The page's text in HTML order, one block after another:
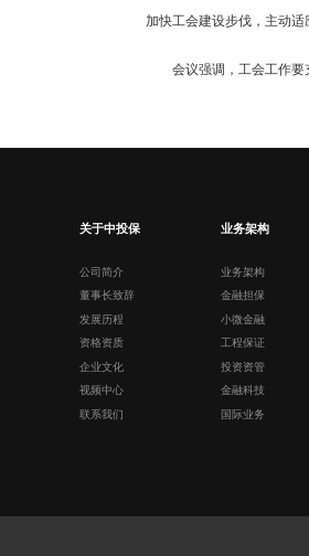
加快工会建设步伐，主动适
会议强调，工会工作
关于中投保
公司简介
董事长致辞
发展历程
资格资质
企业文化
视频中心
联系我们
业务架构
业务架构
金融担保
小微金融
工程保证
投资资管
金融科技
国际业务